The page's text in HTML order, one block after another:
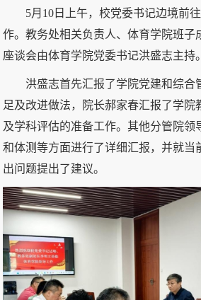
5月10日上午，校党委书记边境前
作。教务处相关负责人、体育学院班子
座谈会由体育学院党委书记洪盛志主持。
洪盛志首先汇报了学院党建和综合
足及改进做法，院长郝家春汇报了学院
及学科评估的准备工作。其他分管院领
和体测等方面进行了详细汇报，并就当
出问题提出了建议。